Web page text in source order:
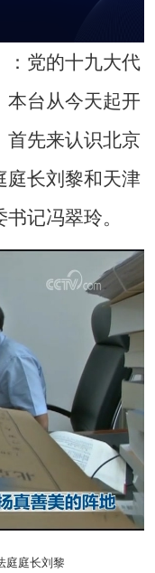
：党的十九大代
本台从今天起开
首先来认识北京
庭长刘黎和天津
记冯翠玲。
庭庭长刘黎